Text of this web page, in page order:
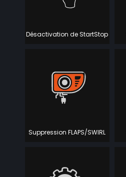
Désactivation de StartStop
Suppression FLAPS/SWIRL